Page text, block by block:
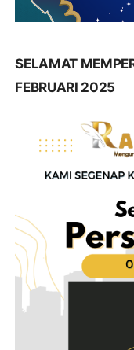
SELAMAT
FEBRUARI 2025